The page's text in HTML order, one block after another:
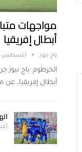
مواجهات
أبطال إفريقيا
باج نيوز أغسطس 6, 2026
الخرطوم: باج نيوز
أبطال إفريقيا، عن